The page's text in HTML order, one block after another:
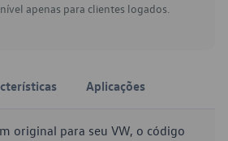
apenas para clientes logados.
Aplicações
original para seu VW, o código